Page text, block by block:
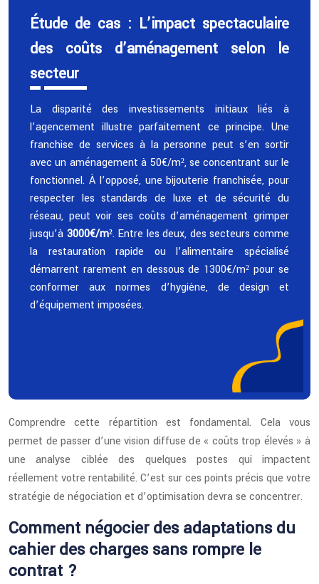
Étude de cas : L’impact spectaculaire
des coûts d’aménagement selon le
secteur
La disparité des investissements initiaux liés à
l’agencement illustre parfaitement ce principe. Une
franchise de services à la personne peut s’en sortir
avec un aménagement à 50€/m², se concentrant sur le
fonctionnel. À l’opposé, une bijouterie franchisée, pour
respecter les standards de luxe et de sécurité du
réseau, peut voir ses coûts d’aménagement grimper
jusqu’à 3000€/m². Entre les deux, des secteurs comme
la restauration rapide ou l’alimentaire spécialisé
démarrent rarement en dessous de 1300€/m² pour se
conformer aux normes d’hygiène, de design et
d’équipement imposées.
Comprendre cette répartition est fondamental. Cela vous
permet de passer d’une vision diffuse de « coûts trop élevés » à
une analyse ciblée des quelques postes qui impactent
réellement votre rentabilité. C’est sur ces points précis que votre
stratégie de négociation et d’optimisation devra se concentrer.
Comment négocier des adaptations du
cahier des charges sans rompre le
contrat ?